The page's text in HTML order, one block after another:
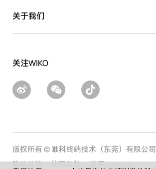
关于我们
关注WIKO
版权所有 © 唯科终端技术（东莞）有限公
隐私政策
使用条款 关于Cookies